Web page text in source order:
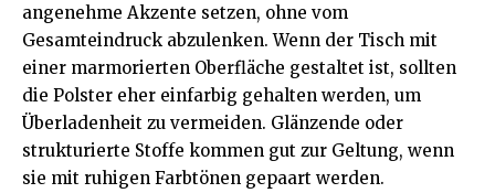
angenehme Akzente setzen, ohne vom
Gesamteindruck abzulenken. Wenn der Tisch mit
einer marmorierten Oberfläche gestaltet ist, sollten
die Polster eher einfarbig gehalten werden, um
Überladenheit zu vermeiden. Glänzende oder
strukturierte Stoffe kommen gut zur Geltung, wenn
sie mit ruhigen Farbtönen gepaart werden.